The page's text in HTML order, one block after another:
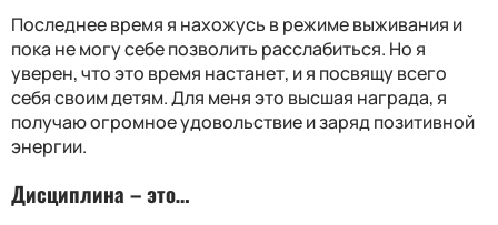
Последнее время я нахожусь в режиме выживания и
пока не могу себе позволить расслабиться. Но я
уверен, что это время настанет, и я посвящу всего
себя своим детям. Для меня это высшая награда, я
получаю огромное удовольствие и заряд позитивной
энергии.
Дисциплина – это…